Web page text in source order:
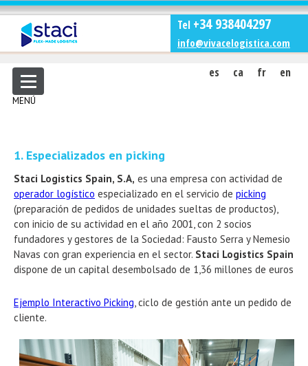
MENÚ
Tel +34 938404297
info@vivacelogistica.com
es ca fr en
1. Especializados en picking
Staci Logistics Spain, S.A, es una empresa con actividad de
operador logístico especializado en el servicio de picking
(preparación de pedidos de unidades sueltas de productos),
con inicio de su actividad en el año 2001, con 2 socios
fundadores y gestores de la Sociedad: Fausto Serra y Nemesio
Navas con gran experiencia en el sector. Staci Logistics Spain
dispone de un capital desembolsado de 1,36 millones de euros
Ejemplo Interactivo Picking, ciclo de gestión ante un pedido de
cliente.